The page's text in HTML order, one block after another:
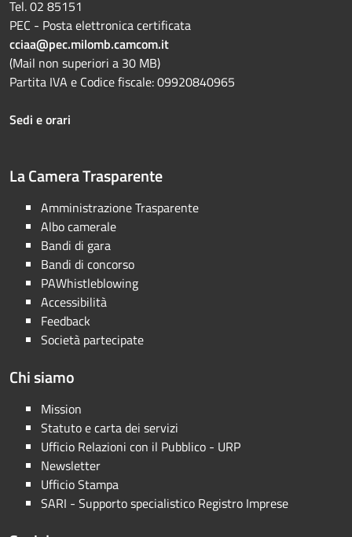
Tel. 02 85151
PEC - Posta elettronica certificata
cciaa@pec.milomb.camcom.it
(Mail non superiori a 30 MB)
Partita IVA e Codice fiscale: 09920840965
Sedi e orari
La Camera Trasparente
Amministrazione Trasparente
Albo camerale
Bandi di gara
Bandi di concorso
PAWhistleblowing
Accessibilità
Feedback
Società partecipate
Chi siamo
Mission
Statuto e carta dei servizi
Ufficio Relazioni con il Pubblico - URP
Newsletter
Ufficio Stampa
SARI - Supporto specialistico Registro Imprese